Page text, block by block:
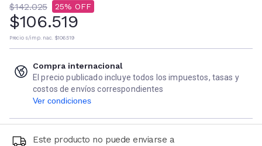
$142.025 25
$106.519
Precio s/imp. nac. $106.519
Compra internacional
El precio publicado incluye todos los impuestos, tasas y
costos de envíos correspondientes
Ver condiciones
Este producto no puede enviarse a